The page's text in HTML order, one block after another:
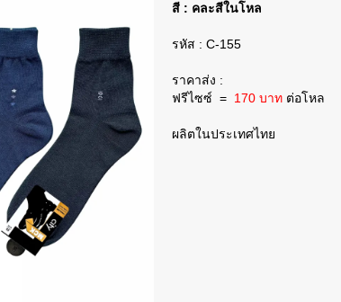
สี : คละสีในโหล
รหัส : C-155
ราคาส่ง :
ฟรีไซซ์ = 170 บาท ต่อโหล
ผลิตในประเทศไทย